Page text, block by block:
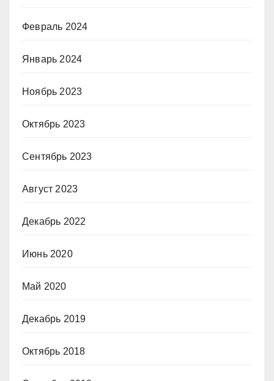
Февраль 2024
Январь 2024
Ноябрь 2023
Октябрь 2023
Сентябрь 2023
Август 2023
Декабрь 2022
Июнь 2020
Май 2020
Декабрь 2019
Октябрь 2018